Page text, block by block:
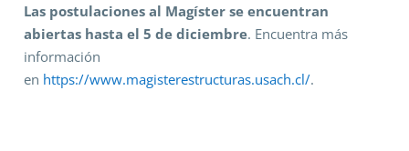
Las postulaciones al Magíster se encuentran
abiertas hasta el 5 de diciembre. Encuentra más
información
en https://www.magisterestructuras.usach.cl/.